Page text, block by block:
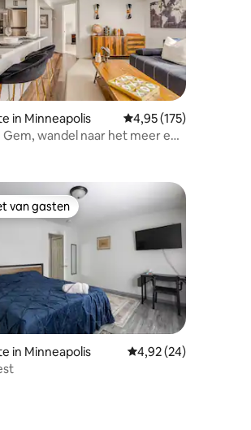
van 4,95 op 5, 20 recensies
in Minneapolis Gemiddelde
4,95 (175)
wandel naar het meer en
van gasten
van gasten
in Minneapolis Gemiddelde
4,92 (24)